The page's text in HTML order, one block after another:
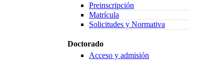
Preinscripción
Matrícula
Solicitudes y Normativa
Doctorado
Acceso y admisión